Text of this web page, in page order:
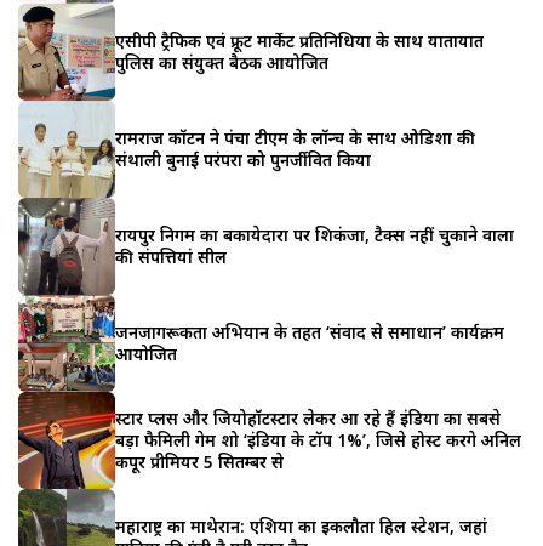
एसीपी ट्रैफिक एवं फ्रूट मार्केट प्रतिनिधियों के साथ यातायात
पुलिस का संयुक्त बैठक आयोजित
रामराज कॉटन ने पंचा टीएम के लॉन्च के साथ ओडिशा की
संथाली बुनाई परंपरा को पुनर्जीवित किया
रायपुर निगम का बकायेदारों पर शिकंजा, टैक्स नहीं चुकाने वालों
की संपत्तियां सील
जनजागरूकता अभियान के तहत ‘संवाद से समाधान’ कार्यक्रम
आयोजित
स्टार प्लस और जियोहॉटस्टार लेकर आ रहे हैं इंडिया का सबसे
बड़ा फैमिली गेम शो ‘इंडिया के टॉप 1%’, जिसे होस्ट करेंगे अनिल
कपूर प्रीमियर 5 सितम्बर से
महाराष्ट्र का माथेरान: एशिया का इकलौता हिल स्टेशन, जहां